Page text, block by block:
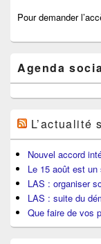
Pour demander
Agenda
L’actualité
Nouvel accord
Le 15 août est
LAS : organiser
LAS : suite du
Que faire de vos